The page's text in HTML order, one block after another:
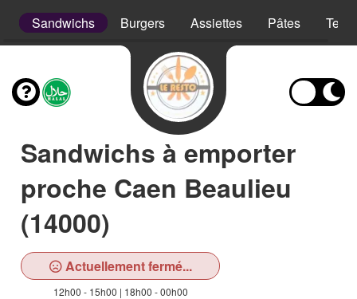
Sandwichs Burgers Assiettes Pâtes Tex
Sandwichs à emporter
proche Caen Beaulieu
(14000)
Actuellement fermé...
12h00 - 15h00 | 18h00 - 00h00